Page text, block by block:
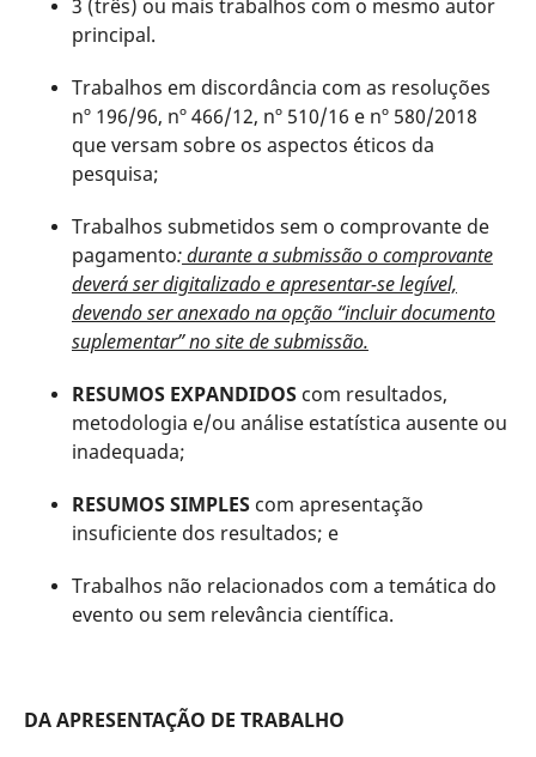
3 (três) ou mais trabalhos com o mesmo autor
principal.
Trabalhos em discordância com as resoluções
nº 196/96, nº 466/12, nº 510/16 e nº 580/2018
que versam sobre os aspectos éticos da
pesquisa;
Trabalhos submetidos sem o comprovante de
pagamento:durante a submissão o comprovante
deverá ser digitalizado e apresentar-se legível,
devendo ser anexado na opção “incluir documento
suplementar” no site de submissão.
RESUMOS EXPANDIDOScom resultados,
metodologia e/ou análise estatística ausente ou
inadequada;
RESUMOS SIMPLEScom apresentação
insuficiente dos resultados; e
Trabalhos não relacionados com a temática do
evento ou sem relevância científica.
DA APRESENTAÇÃO DE TRABALHO